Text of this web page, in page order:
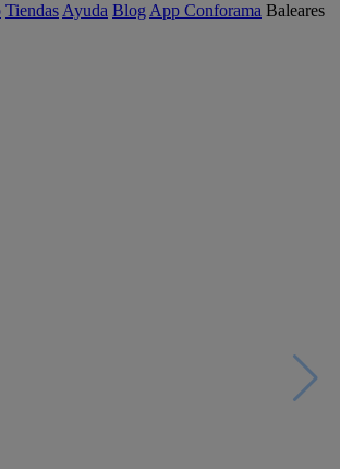
Tiendas Ayuda Blog App Conforama Baleares